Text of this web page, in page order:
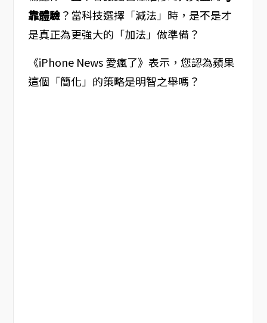
靠體驗？當科技選擇「減法」時，是不是才
是真正為更強大的「加法」做準備？
《iPhone News 愛瘋了》表示，您認為蘋果
這個「簡化」的策略是明智之舉嗎？